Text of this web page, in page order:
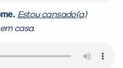
Estou cansado(a)
casa.